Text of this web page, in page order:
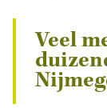
Veel